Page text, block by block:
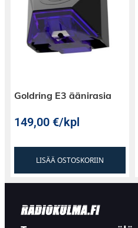
Goldring E3 äänirasia
149,00€/kpl
LISÄÄ OSTOSKORIIN